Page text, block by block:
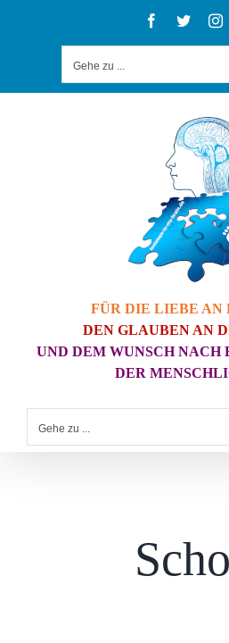
Facebook
Twitter
Gehe zu ...
FÜR DIE LIEBE AN
DEN GLAUBEN AN
UND DEM WUNSCH
DER
Gehe zu ...